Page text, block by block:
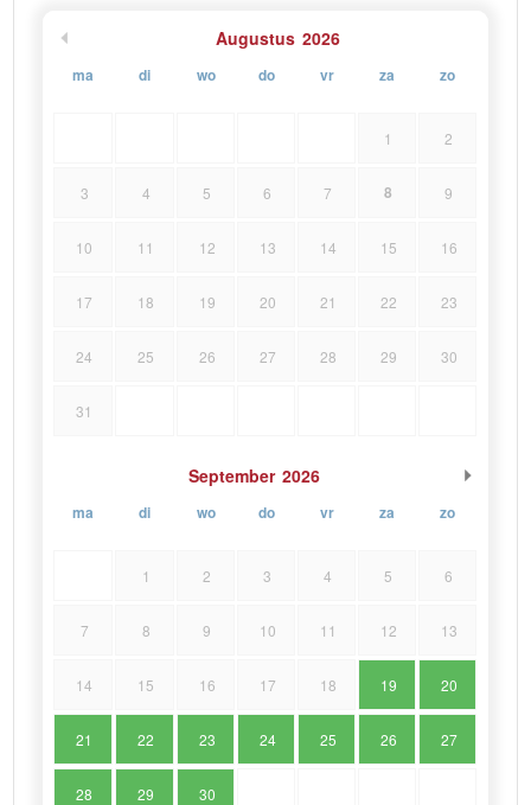
Augustus 2026
ma di wo do vr za zo
1 2
3 4 5 6 7 8 9
10 11 12 13 14 15 16
17 18 19 20 21 22 23
24 25 26 27 28 29 30
31
September 2026
ma di wo do vr za zo
1 2 3 4 5 6
7 8 9 10 11 12 13
14 15 16 17 18 19 20
21 22 23 24 25 26 27
28 29 30